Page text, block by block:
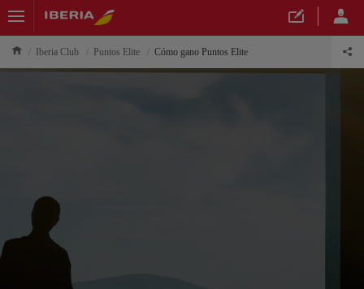
Iberia Club Puntos Elite Cómo gano Puntos Elite